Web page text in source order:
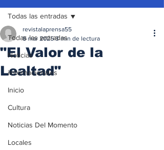
Todas las entradas
Noticias
iInternacionales
Inicio
Cultura
Noticias Del Momento
Locales
Todas las entradas
"El Valor de la
Lealtad"
revistalaprensa55
8 mar 2025 3 min de lectura